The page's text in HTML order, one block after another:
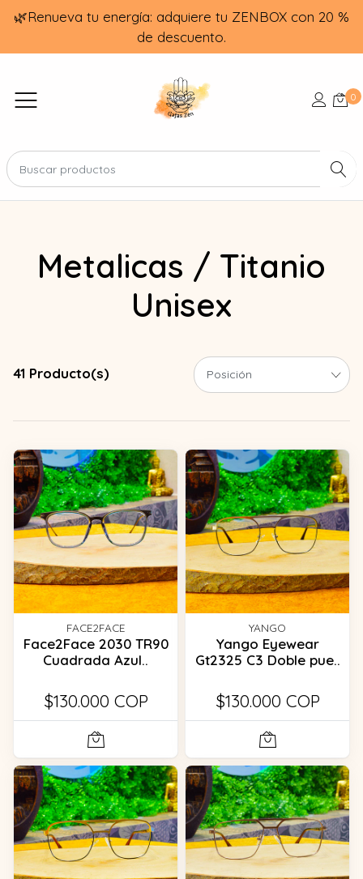
🌿Renueva tu energía: adquiere tu ZENBOX con 20 %
de descuento.
0
Metalicas / Titanio
Unisex
41 Producto(s)
FACE2FACE
Face2Face 2030 TR90
Cuadrada Azul..
$130.000 COP
YANGO
Yango Eyewear
Gt2325 C3 Doble pue..
$130.000 COP